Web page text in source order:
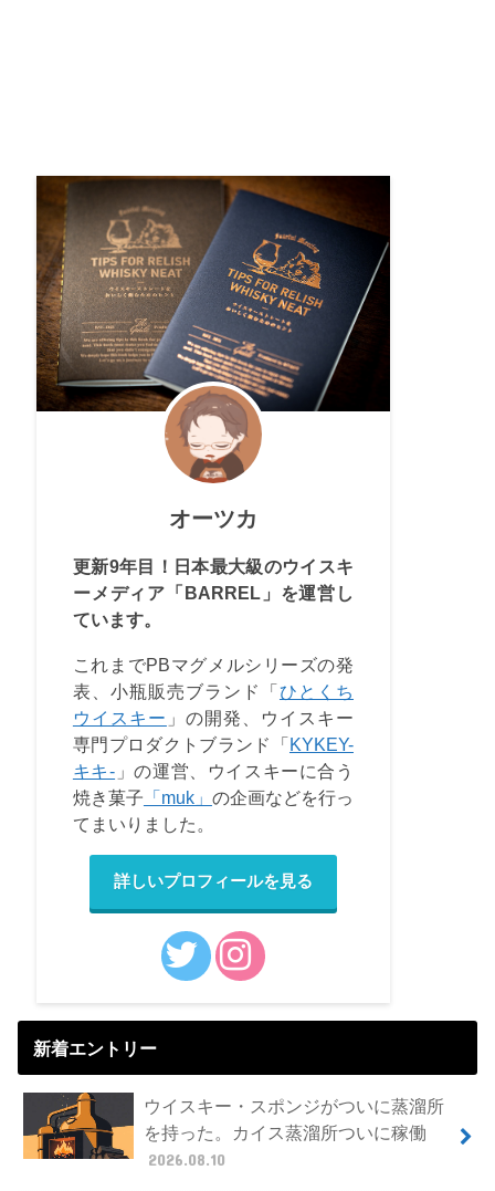
オーツカ
更新9年目！日本最大級のウイスキ
ーメディア「BARREL」を運営し
ています。
これまでPBマグメルシリーズの発
表、小瓶販売ブランド「ひとくち
ウイスキー 」の開発、ウイスキー
専門プロダクトブランド「KYKEY-
キキ- 」の運営、ウイスキーに合う
焼き菓子 「muk」 の企画などを行っ
てまいりました。
詳しいプロフィールを見る
新着エントリー
ウイスキー・スポンジがついに蒸溜所
を持った。カイス蒸溜所ついに稼働
2026.08.10